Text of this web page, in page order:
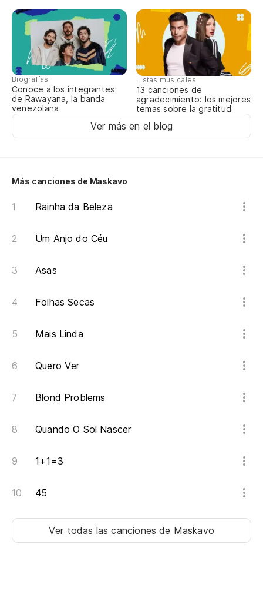
Biografías
Conoce a los integrantes
de Rawayana, la banda
venezolana
Listas musicales
13 canciones de
agradecimiento: los mejores
temas sobre la gratitud
Ver más en el blog
Más canciones de Maskavo
Rainha da Beleza
Um Anjo do Céu
Asas
Folhas Secas
Mais Linda
Quero Ver
Blond Problems
Quando O Sol Nascer
1+1=3
45
Ver todas las cancionesde Maskavo